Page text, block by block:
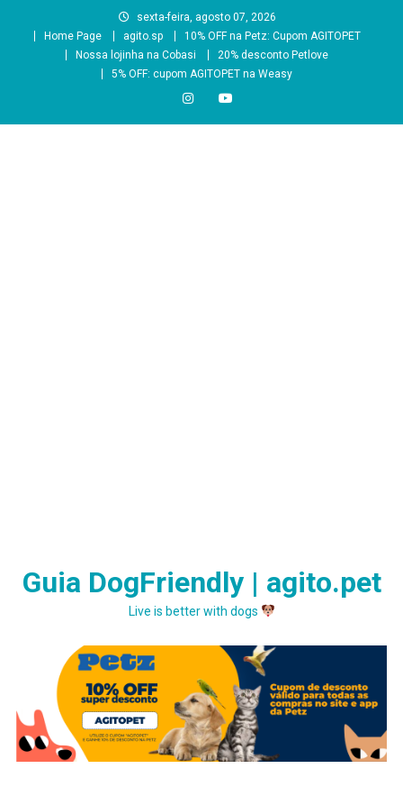
sexta-feira, agosto 07, 2026
Home Page
agito.sp
10% OFF na Petz: Cupom AGITOPET
Nossa lojinha na Cobasi
20% desconto Petlove
5% OFF: cupom AGITOPET na Weasy
Guia DogFriendly | agito.pet
Live is better with dogs